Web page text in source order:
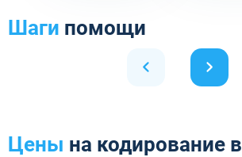
Шаги помощи
Цены на кодирование в